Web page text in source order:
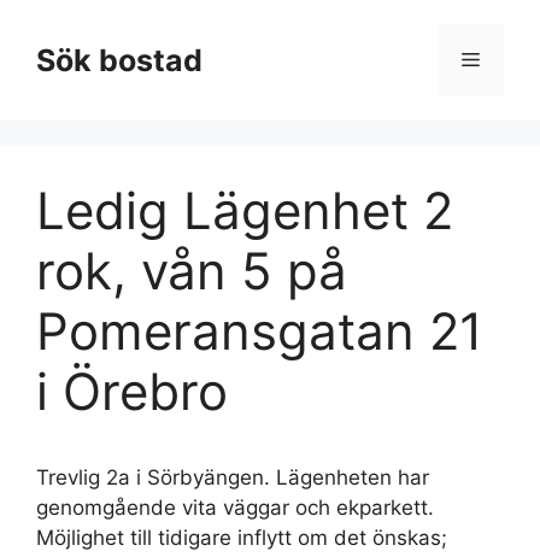
innehållSök bostad Meny
Ledig Lägenhet 2
rok, vån 5 på
Pomeransgatan 21
i Örebro
Trevlig 2a i Sörbyängen. Lägenheten har
genomgående vita väggar och ekparkett.
Möjlighet till tidigare inflytt om det önskas;